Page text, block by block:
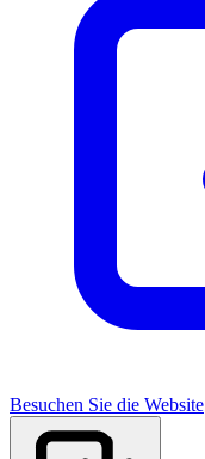
Besuchen Sie die Website